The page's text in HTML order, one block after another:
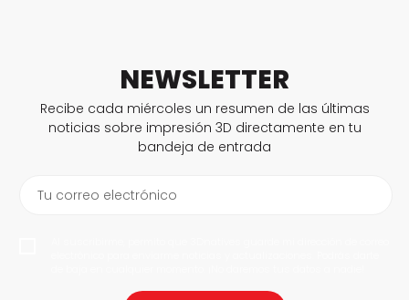
NEWSLETTER
Recibe cada miércoles un resumen de las últimas
noticias sobre impresión 3D directamente en tu
bandeja de entrada
Tu correo electrónico